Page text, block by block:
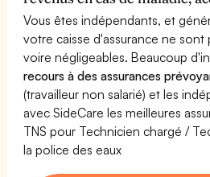
Vous êtes indépendants, et
votre caisse d'assurance ne sont
voire négligeables. Beaucoup
recours à des assurances
(travailleur non salarié) et les
avec SideCare les meilleures
TNS pour Technicien chargé /
la police des eaux